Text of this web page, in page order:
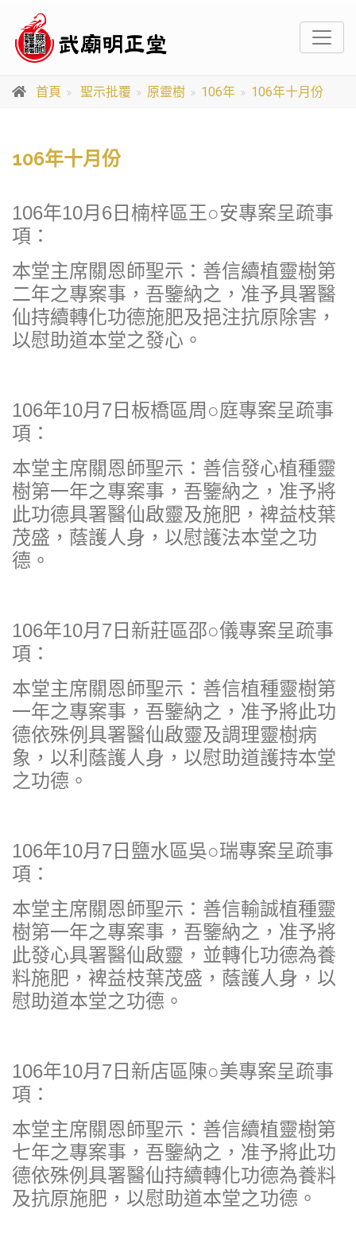
首頁 聖示批覆 原靈樹 106年 106年十月份
106年十月份
106年10月6日楠梓區王○安專案呈疏事
項：
本堂主席關恩師聖示：善信續植靈樹第
二年之專案事，吾鑒納之，准予具署醫
仙持續轉化功德施肥及挹注抗原除害，
以慰助道本堂之發心。
106年10月7日板橋區周○庭專案呈疏事
項：
本堂主席關恩師聖示：善信發心植種靈
樹第一年之專案事，吾鑒納之，准予將
此功德具署醫仙啟靈及施肥，裨益枝葉
茂盛，蔭護人身，以慰護法本堂之功
德。
106年10月7日新莊區邵○儀專案呈疏事
項：
本堂主席關恩師聖示：善信植種靈樹第
一年之專案事，吾鑒納之，准予將此功
德依殊例具署醫仙啟靈及調理靈樹病
象，以利蔭護人身，以慰助道護持本堂
之功德。
106年10月7日鹽水區吳○瑞專案呈疏事
項：
本堂主席關恩師聖示：善信輸誠植種靈
樹第一年之專案事，吾鑒納之，准予將
此發心具署醫仙啟靈，並轉化功德為養
料施肥，裨益枝葉茂盛，蔭護人身，以
慰助道本堂之功德。
106年10月7日新店區陳○美專案呈疏事
項：
本堂主席關恩師聖示：善信續植靈樹第
七年之專案事，吾鑒納之，准予將此功
德依殊例具署醫仙持續轉化功德為養料
及抗原施肥，以慰助道本堂之功德。